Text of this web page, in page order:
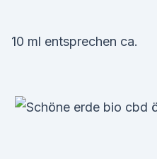
10 ml entsprechen ca.